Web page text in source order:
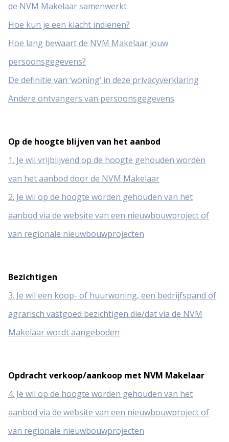
de NVM Makelaar samenwerkt
Hoe kun je een klacht indienen?
Hoe lang bewaart de NVM Makelaar jouw
persoonsgegevens?
De definitie van ‘woning’ in deze privacyverklaring
Andere ontvangers van persoonsgegevens
Op de hoogte blijven van het aanbod
1. Je wil vrijblijvend op de hoogte gehouden worden
van het aanbod door de NVM Makelaar
2. Je wil op de hoogte worden gehouden van het
aanbod via de website van een nieuwbouwproject of
van regionale nieuwbouwprojecten
Bezichtigen
3. Je wil een koop- of huurwoning, een bedrijfspand of
agrarisch vastgoed bezichtigen die/dat via de NVM
Makelaar wordt aangeboden
Opdracht verkoop/aankoop met NVM Makelaar
4. Je wil op de hoogte worden gehouden van het
aanbod via de website van een nieuwbouwproject of
van regionale nieuwbouwprojecten